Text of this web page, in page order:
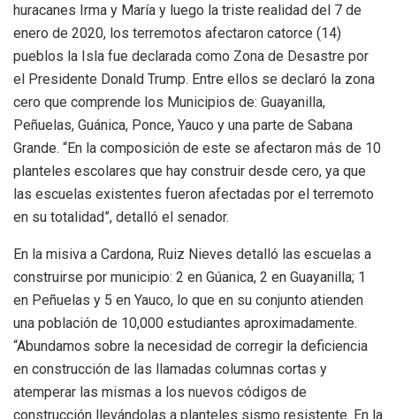
huracanes Irma y María y luego la triste realidad del 7 de
enero de 2020, los terremotos afectaron catorce (14)
pueblos la Isla fue declarada como Zona de Desastre por
el Presidente Donald Trump. Entre ellos se declaró la zona
cero que comprende los Municipios de: Guayanilla,
Peñuelas, Guánica, Ponce, Yauco y una parte de Sabana
Grande. “En la composición de este se afectaron más de 10
planteles escolares que hay construir desde cero, ya que
las escuelas existentes fueron afectadas por el terremoto
en su totalidad”, detalló el senador.
En la misiva a Cardona, Ruiz Nieves detalló las escuelas a
construirse por municipio: 2 en Gúanica, 2 en Guayanilla; 1
en Peñuelas y 5 en Yauco, lo que en su conjunto atienden
una población de 10,000 estudiantes aproximadamente.
“Abundamos sobre la necesidad de corregir la deficiencia
en construcción de las llamadas columnas cortas y
atemperar las mismas a los nuevos códigos de
construcción llevándolas a planteles sismo resistente. En la